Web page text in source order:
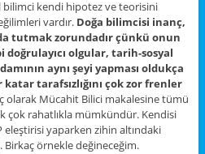
bilimci kendi hipotez ve teorisini
vardır. Doğa bilimcisi inanç,
tutmak zorundadır çünkü onun
doğrulayıcı olgular, tarih-sosyal
aynı şeyi yapması oldukça
tarafsızlığını çok zor frenler
olarak Mücahit Bilici makalesine tümü
çok rahatlıkla mümkündür. Kendisi
eleştirisi yaparken zihin altındaki
Birkaç örnekle değineceğim.